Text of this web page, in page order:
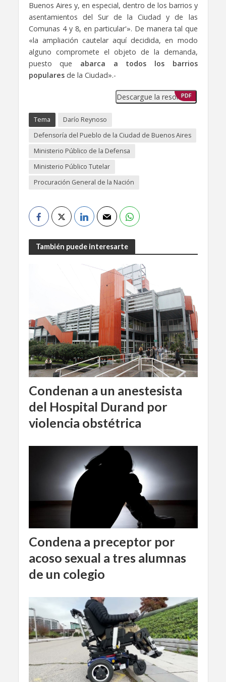
Buenos Aires y, en especial, dentro de los barrios y
asentamientos del Sur de la Ciudad y de las
Comunas 4 y 8, en particular'». De manera tal que
«la ampliación cautelar aquí decidida, en modo
alguno compromete el objeto de la demanda,
puesto que abarca a todos los barrios
popularesde la Ciudad».-
Descargue la resolución
PDF
Tema
Darío Reynoso
Defensoría del Pueblo de la Ciudad de Buenos Aires
Ministerio Público de la Defensa
Ministerio Público Tutelar
Procuración General de la Nación
También puede interesarte
Condenan a un anestesista
del Hospital Durand por
violencia obstétrica
Condena a preceptor por
acoso sexual a tres alumnas
de un colegio